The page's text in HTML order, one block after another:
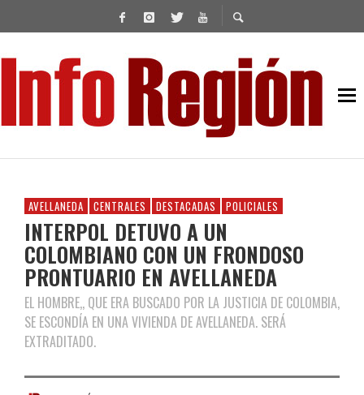
AVELLANEDA CENTRALES DESTACADAS POLICIALES
INTERPOL DETUVO A UN
COLOMBIANO CON UN FRONDOSO
PRONTUARIO EN AVELLANEDA
EL HOMBRE,, QUE ERA BUSCADO POR LA JUSTICIA DE COLOMBIA,
SE ESCONDÍA EN UNA VIVIENDA DE AVELLANEDA. SERÁ
EXTRADITADO.